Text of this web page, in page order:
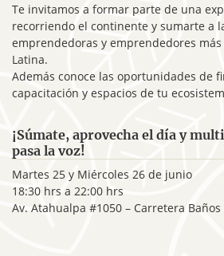
Te invitamos a formar parte de una
recorriendo el continente y sumarte a
emprendedoras y emprendedores
Latina.
Además conoce las oportunidades de
capacitación y espacios de tu
¡Súmate, aprovecha el día y
pasa la voz!
Martes 25 y Miércoles 26 de junio
18:30 hrs a 22:00 hrs
Av. Atahualpa #1050 – Carretera